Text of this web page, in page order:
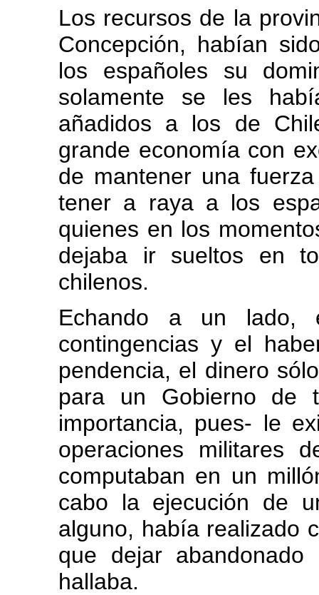
Los recursos de la
Concepción, habían
los españoles su
solamente se les
añadidos a los de
grande economía con
de mantener una
tener a raya a los
quienes en los
dejaba ir sueltos en
chilenos.
Echando a un lado,
contingencias y el
pendencia, el dinero
para un Gobierno de
importancia, pues- le
operaciones militares
computaban en un
cabo la ejecución de
alguno, había realizado
que dejar
hallaba.